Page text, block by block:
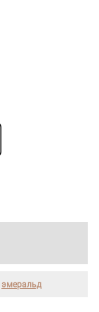
эмеральд